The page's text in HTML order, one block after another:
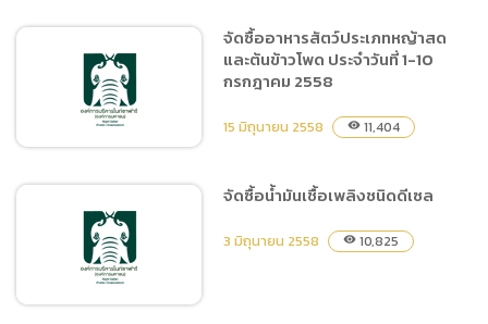
จัดซื้ออาหารสัตว์ประเภทหญ้า
สดและต้นข้าวโพด ประจำวันที่
11-20 กรกฎาคม 2558
จัดซื้ออาหารสัตว์ประเภทหญ้า
สดและต้นข้าวโพด ประจำวันที่
1-10 กรกฎาคม 2558
จัดซื้ออาหารสัตว์ประเภทหญ้าสด
และต้นข้าวโพด ประจำวันที่ 1-10
กรกฎาคม 2558
15 มิถุนายน 2558 visibility 11,404
จัดซื้อน้ำมันเชื้อเพลิงชนิดดีเซล
3 มิถุนายน 2558 visibility 10,825